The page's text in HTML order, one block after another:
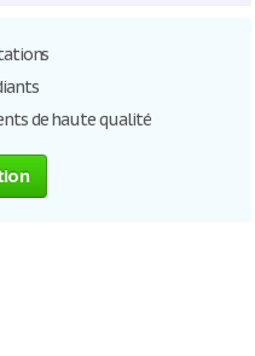
de haute qualité